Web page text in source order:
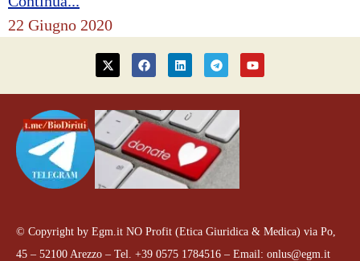
22 Giugno 2020
© Copyright by Egm.it NO Profit (Etica Giuridica & Medica) via Po,
45 – 52100 Arezzo – Tel. +39 0575 1784516 – Email: onlus@egm.it